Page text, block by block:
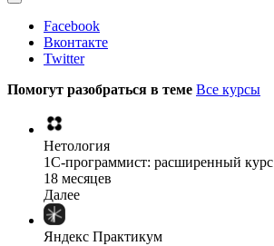
Facebook
Вконтакте
Twitter
Помогут разобраться в теме Все курсы
Нетология
1C-программист: расширенный курс
18 месяцев
Далее
Яндекс Практикум